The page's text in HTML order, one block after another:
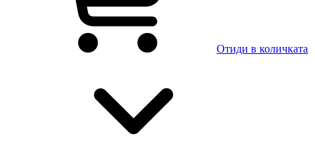
Отиди в количката